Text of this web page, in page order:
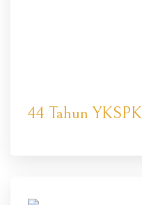
44 Tahun YKSPK